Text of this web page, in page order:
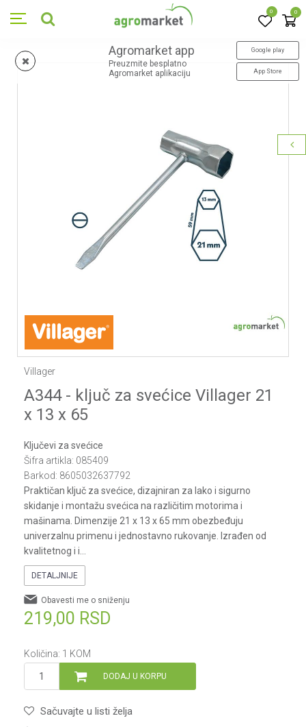
0 0
Agromarket app
Preuzmite besplatno
Agromarket aplikaciju
Google play
App Store
Villager
A344 - ključ za svećice Villager 21
x 13 x 65
Ključevi za svećice
Šifra artikla: 085409
Barkod: 8605032637792
Praktičan ključ za svećice, dizajniran za lako i sigurno
skidanje i montažu svećica na različitim motorima i
mašinama. Dimenzije 21 x 13 x 65 mm obezbeđuju
univerzalnu primenu i jednostavno rukovanje. Izrađen od
kvalitetnog i i
DETALJNIJE
219,00 RSD
Obavesti me o sniženju
Količina: 1 KOM
DODAJ U KORPU
Sačuvajte u listi želja